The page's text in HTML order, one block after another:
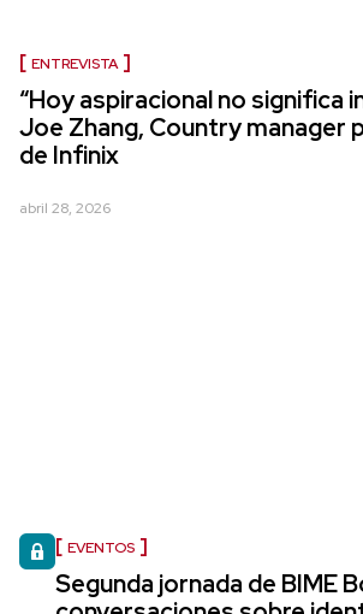
ENTREVISTA
“Hoy aspiracional no significa
Joe Zhang, Country manager
de Infinix
abril 28, 2026
EVENTOS
Segunda jornada de BIME